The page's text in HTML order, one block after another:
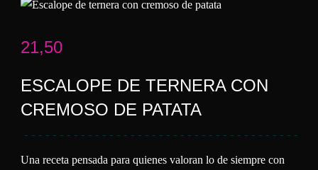
21,50
ESCALOPE DE TERNERA CON
CREMOSO DE PATATA
Una receta pensada para quienes valoran lo de siempre con